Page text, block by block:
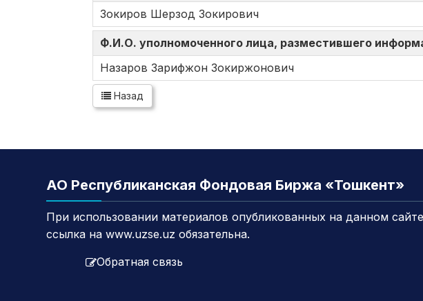
Зокиров Шерзод Зокирович
Ф.И.О. уполномоченного лица, разместившего
Назаров Зарифжон Зокиржонович
Назад
АО Республиканская Фондовая Биржа «Тошкент»
При использовании материалов опубликованных на данном
ссылка на www.uzse.uz обязательна.
Обратная связь